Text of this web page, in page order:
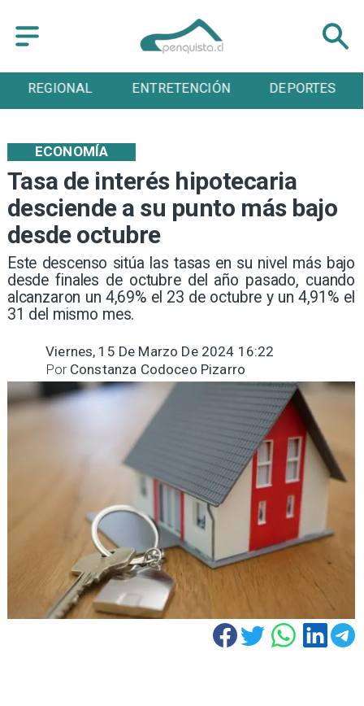
ENTRETENCIÓN DEPORTES CULTURA
Tasa de interés hipotecaria
desciende a su punto más bajo
desde octubre
​Este descenso sitúa las tasas en su nivel más bajo
desde finales de octubre del año pasado, cuando
alcanzaron un 4,69% el 23 de octubre y un 4,91% el
31 del mismo mes.
ECONOMÍA
Viernes, 15 De Marzo De 2024 16:22
Constanza Codoceo Pizarro
Por